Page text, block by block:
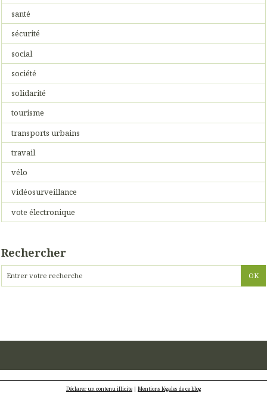
santé
sécurité
social
société
solidarité
tourisme
transports urbains
travail
vélo
vidéosurveillance
vote électronique
Rechercher
Déclarer un contenu illicite | Mentions légales de ce blog